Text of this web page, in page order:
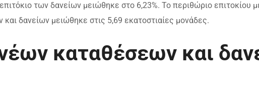
των δανείων μειώθηκε στο 6,23%. Το περιθώριο επιτοκίου
δανείων μειώθηκε στις 5,69 εκατοστιαίες μονάδες.
καταθέσεων και